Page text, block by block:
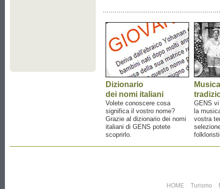
Dizionario
dei nomi italiani
Volete conoscere cosa
significa il vostro nome?
Grazie al dizionario dei nomi
italiani di GENS potete
scoprirlo.
Musica
GENS
la
vostra
HOME Turismo